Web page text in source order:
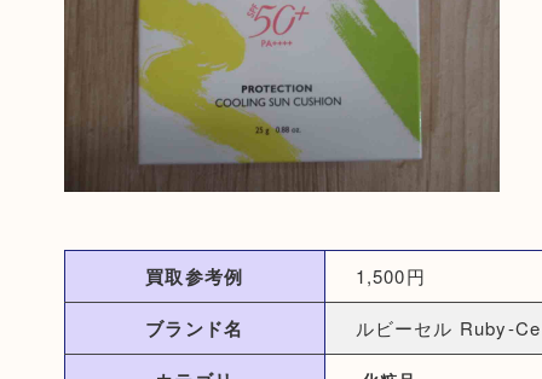
買取参考例 1,500円
ブランド名 ルビーセル Ruby-